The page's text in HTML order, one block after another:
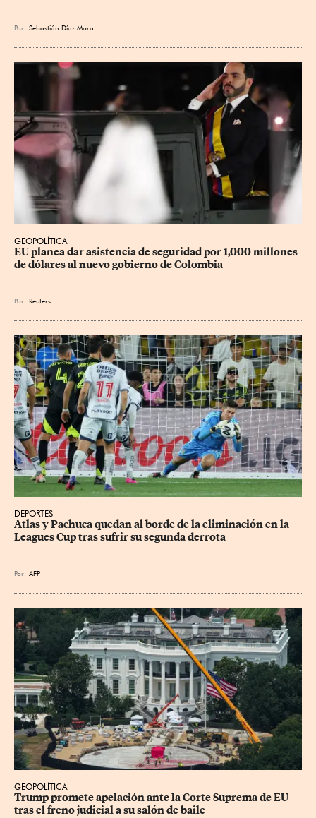
Por Sebastián Díaz Mora
GEOPOLÍTICA
EU planea dar asistencia de seguridad por 1,000 millones
de dólares al nuevo gobierno de Colombia
Por Reuters
DEPORTES
Atlas y Pachuca quedan al borde de la eliminación en la
Leagues Cup tras sufrir su segunda derrota
Por AFP
GEOPOLÍTICA
Trump promete apelación ante la Corte Suprema de EU
tras el freno judicial a su salón de baile